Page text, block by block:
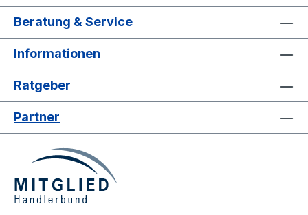
Beratung & Service
Informationen
Ratgeber
Partner